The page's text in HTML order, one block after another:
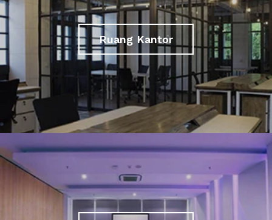
Ruang Kantor